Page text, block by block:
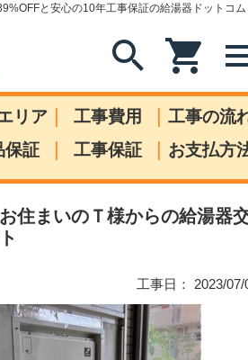
と安心の10年工事保証の給湯器ドットコム
search shopping_cart
リア | 工事費用 | 工事の流
保証 | 工事保証 | お支払方
住まいのＴ様からの給湯器
工事日： 2023/07/